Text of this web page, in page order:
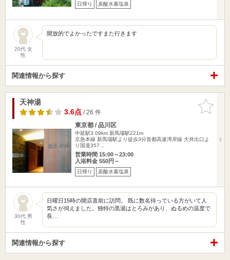
日帰り 炭酸水素塩泉
20代 女
性
開放的でよかったですまた行きます
関連情報から探す
お気に入
りに追加
天神湯
3.6点/ 26 件
東京都 / 品川区
中延駅3.09km 新馬場駅221m
京急本線 新馬場駅より徒歩3分首都高速湾岸線 大井出口よ
り国道357…
営業時間 15:00～23:00
入浴料金 550円～
日帰り 炭酸水素塩泉
30代 男
性
日曜日15時の開店直前に訪問。 既に数名待っている方がいて人
気さが伺えました。独特の黒湯はとろみがあり、ぬるめの温度で
長…
関連情報から探す